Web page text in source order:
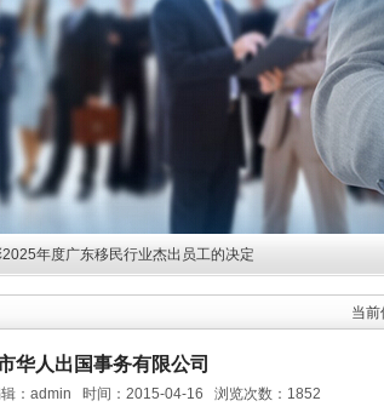
年度广东移民行业杰出员工的决定
民协会第五届理事会谢炎武会长等领导班子成员的通知
当前
华人出国事务有限公司
：admin 时间：2015-04-16 浏览次数：1852